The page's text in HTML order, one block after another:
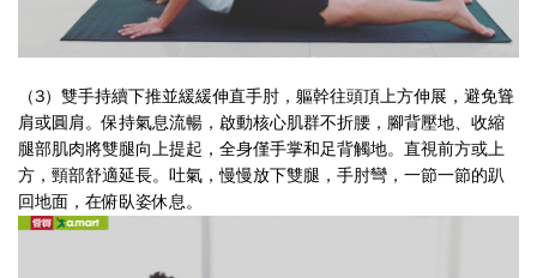
（3）雙手持續下推並緩緩伸直手肘，軀幹往頭頂上方伸展，避免聳
肩或圓肩。保持氣息流暢，啟動核心肌群不折腰，腳背壓地、收縮
腿部肌肉將雙腿向上提起，全身僅手掌和足背觸地。直視前方或上
方，頸部舒適延長。吐氣，慢慢放下雙腿，手肘彎，一節一節的趴
回地面，在俯臥姿休息。